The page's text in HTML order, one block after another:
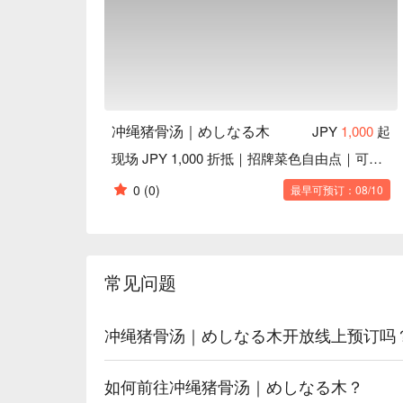
冲绳猪骨汤｜めしなる木 JPY 1,000 起
现场 JPY 1,000 折抵｜招牌菜色自由点｜可单人
0 (0) 最早可预订：08/10
常见问题
冲绳猪骨汤｜めしなる木开放线上预订吗
如何前往冲绳猪骨汤｜めしなる木？